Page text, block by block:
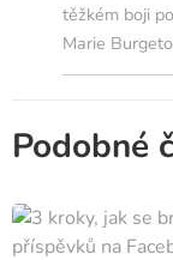
těžkém boji
Marie
Podobné